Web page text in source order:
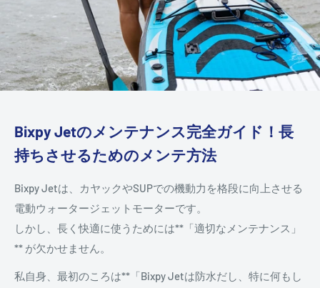
Bixpy Jetのメンテナンス完全ガイド！長
持ちさせるためのメンテ方法
Bixpy Jetは、カヤックやSUPでの機動力を格段に向上させる
電動ウォータージェットモーターです。
しかし、長く快適に使うためには**「適切なメンテナンス」
** が欠かせません。
私自身、最初のころは**「Bixpy Jetは防水だし、特に何もし